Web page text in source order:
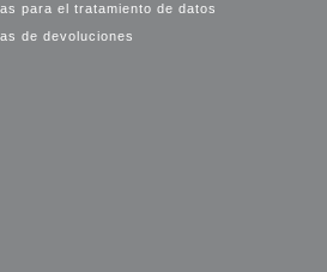
para el tratamiento de datos
de devoluciones